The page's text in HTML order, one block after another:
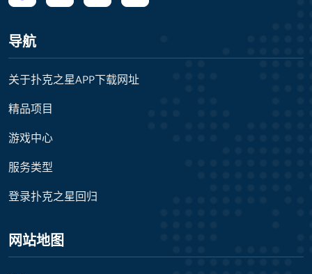
导航
关于扑克之星APP下载网址
精品项目
游戏中心
服务类型
登录扑克之星回归
网站地图